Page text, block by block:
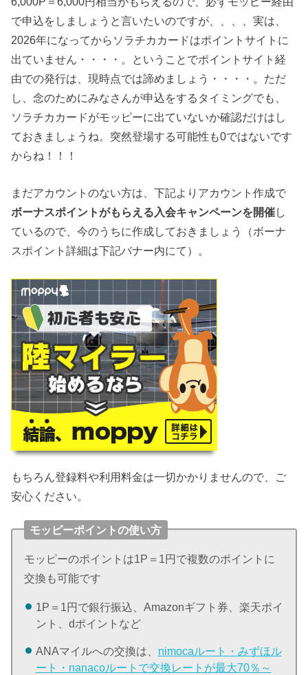
で申込をしましょうと言いたいのですが、、、、実は、
2026年になってからソラチカカードはポイントサイトに
出ていません・・・・。ということでポイントサイト経
由での発行は、現時点では諦めましょう・・・・。ただ
し、念のためにみなさんが申込をするタイミングでも、
ソラチカカードがモッピーに出ていないか確認だけはし
ておきましょうね。突然登場する可能性も0ではないです
からね！！！
まだアカウントのない方は、下記よりアカウント作成で
ボーナスポイントがもらえる入会キャンペーンを開催し
ているので、今のうちに作成しておきましょう（ボーナ
スポイント詳細は下記バナー内にて）。
もちろん登録料や利用料金は一切かかりませんので、ご
安心ください。
モッピーポイントの使い方
モッピーのポイントは1P＝1円で複数のポイントに
交換も可能です
1P＝1円で銀行振込、Amazonギフト券、楽天ポイ
ント、dポイントなど
ANAマイルへの交換は、 nimocaルート・みずほル
ート・nanacoルートで交換レートが最大70％～